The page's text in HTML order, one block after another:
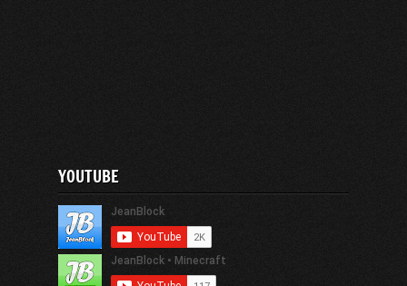
YOUTUBE